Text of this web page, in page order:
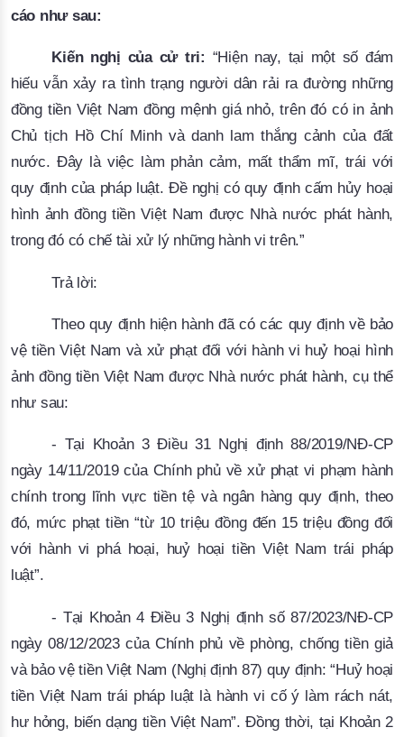
cáo như sau:
Kiến nghị của cử tri: “Hiện nay, tại một số đám
hiếu vẫn xảy ra tình trạng người dân rải ra đường những
đồng tiền Việt Nam đồng mệnh giá nhỏ, trên đó có in ảnh
Chủ tịch Hồ Chí Minh và danh lam thắng cảnh của đất
nước. Đây là việc làm phản cảm, mất thẩm mĩ, trái với
quy định của pháp luật. Đề nghị có quy định cấm hủy hoại
hình ảnh đồng tiền Việt Nam được Nhà nước phát hành,
trong đó có chế tài xử lý những hành vi trên.”
Trả lời:
Theo quy định hiện hành đã có các quy định về bảo
vệ tiền Việt Nam và xử phạt đối với hành vi huỷ hoại hình
ảnh đồng tiền Việt Nam được Nhà nước phát hành, cụ thể
như sau:
- Tại Khoản 3 Điều 31 Nghị định 88/2019/NĐ-CP
ngày 14/11/2019 của Chính phủ về xử phạt vi phạm hành
chính trong lĩnh vực tiền tệ và ngân hàng quy định, theo
đó, mức phạt tiền “từ 10 triệu đồng đến 15 triệu đồng đối
với hành vi phá hoại, huỷ hoại tiền Việt Nam trái pháp
luật”.
- Tại Khoản 4 Điều 3 Nghị định số 87/2023/NĐ-CP
ngày 08/12/2023 của Chính phủ về phòng, chống tiền giả
và bảo vệ tiền Việt Nam (Nghị định 87) quy định: “Huỷ hoại
tiền Việt Nam trái pháp luật là hành vi cố ý làm rách nát,
hư hỏng, biến dạng tiền Việt Nam”. Đồng thời, tại Khoản 2